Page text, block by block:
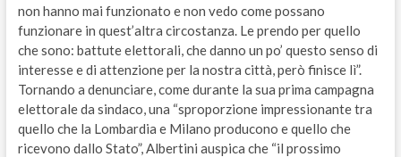
non hanno mai funzionato e non vedo come possano
funzionare in quest’altra circostanza. Le prendo per quello
che sono: battute elettorali, che danno un po’ questo senso di
interesse e di attenzione per la nostra città, però finisce lì”.
Tornando a denunciare, come durante la sua prima campagna
elettorale da sindaco, una “sproporzione impressionante tra
quello che la Lombardia e Milano producono e quello che
ricevono dallo Stato”, Albertini auspica che “il prossimo